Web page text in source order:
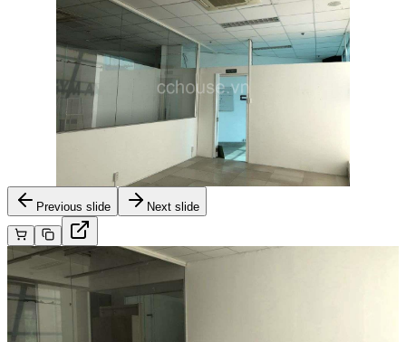
Previous slide Next slide